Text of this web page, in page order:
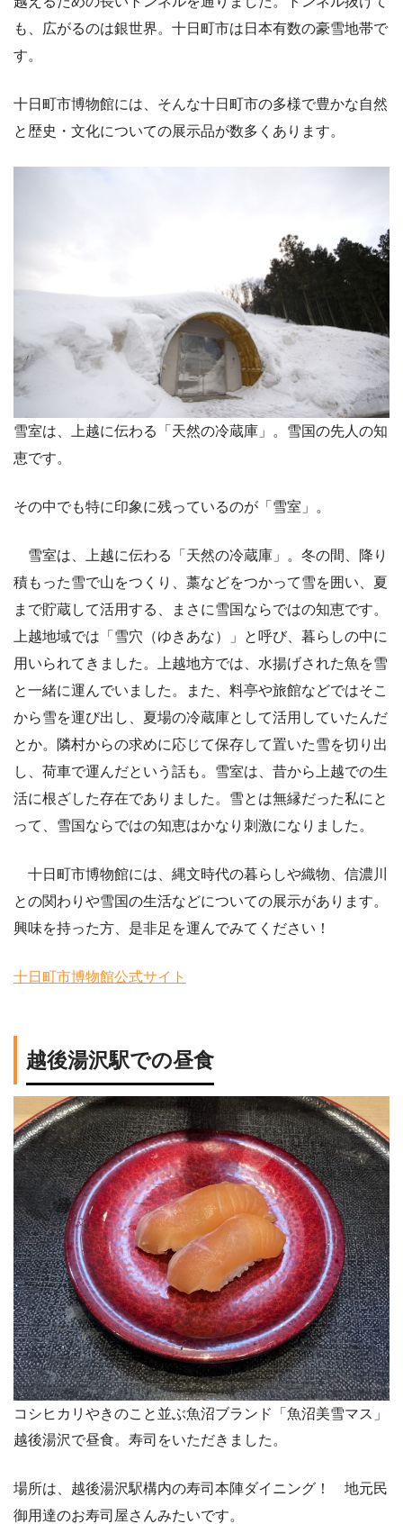
も、広がるのは銀世界。十日町市は日本有数の豪雪地帯で
す。
十日町市博物館には、そんな十日町市の多様で豊かな自然
と歴史・文化についての展示品が数多くあります。
雪室は、上越に伝わる「天然の冷蔵庫」。雪国の先人の知
恵です。
その中でも特に印象に残っているのが「雪室」。
雪室は、上越に伝わる「天然の冷蔵庫」。冬の間、降り
積もった雪で山をつくり、藁などをつかって雪を囲い、夏
まで貯蔵して活用する、まさに雪国ならではの知恵です。
上越地域では「雪穴（ゆきあな）」と呼び、暮らしの中に
用いられてきました。上越地方では、水揚げされた魚を雪
と一緒に運んでいました。また、料亭や旅館などではそこ
から雪を運び出し、夏場の冷蔵庫として活用していたんだ
とか。隣村からの求めに応じて保存して置いた雪を切り出
し、荷車で運んだという話も。雪室は、昔から上越での生
活に根ざした存在でありました。雪とは無縁だった私にと
って、雪国ならではの知恵はかなり刺激になりました。
十日町市博物館には、縄文時代の暮らしや織物、信濃川
との関わりや雪国の生活などについての展示があります。
興味を持った方、是非足を運んでみてください！
十日町市博物館公式サイト
越後湯沢駅での昼食
コシヒカリやきのこと並ぶ魚沼ブランド「魚沼美雪マス」
越後湯沢で昼食。寿司をいただきました。
場所は、越後湯沢駅構内の寿司本陣ダイニング！ 地元民
御用達のお寿司屋さんみたいです。